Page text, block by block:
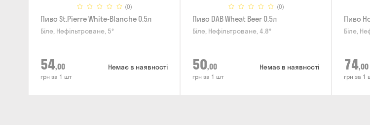
(0)
Пиво St.Pierre White-Blanche 0.5л
Біле, Нефільтроване, 5°
54,00
грн за 1 шт
Немає в наявності
(0)
Пиво DAB Wheat Beer 0.5л
Біле, Нефільтроване, 4.8°
50,00
грн за 1 шт
Немає в наявності
Пиво
Біле,
74,00
грн за 1